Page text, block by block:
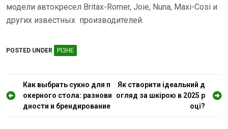
модели автокресел Britax-Romer, Joie, Nuna, Maxi-Cosi и
других известных производителей.
POSTED UNDER РІЗНЕ
Н
а
Как выбрать сукно для п
окерного стола: разнови
дности и брендирование
Як створити ідеальний д
огляд за шкірою в 2025 р
оці?